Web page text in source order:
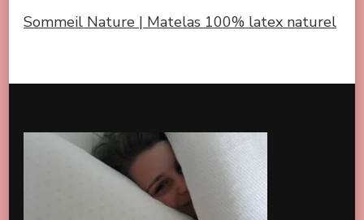
Sommeil Nature | Matelas 100% latex naturel